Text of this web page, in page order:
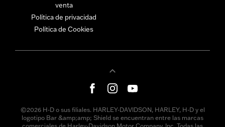
venta
Política de privacidad
Política de Cookies
©2026 H-D o sus filiales. HARLEY-DAVIDSON, HARLEY, H-D y el
logotipo Bar &amp;amp; Shield se encuentran entre las marcas